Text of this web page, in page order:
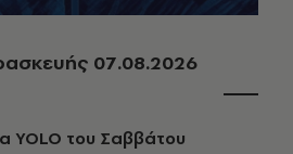
07.08.2026
YOLO του Σαββάτου